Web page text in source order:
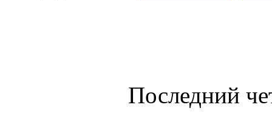
Последний